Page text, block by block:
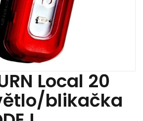
Local 20
blikačka